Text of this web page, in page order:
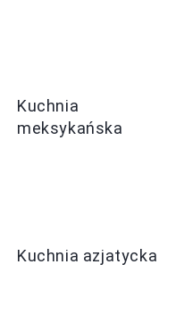
Kuchnia
meksykańska
Kuchnia azjatycka